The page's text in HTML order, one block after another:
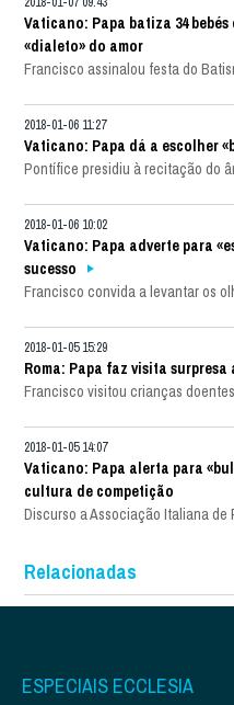
Vaticano: Papa batiza 34
«dialeto» do amor
Francisco assinalou festa do
2018-01-06 11:27
Vaticano: Papa dá a escolher
Pontífice presidiu à recitação do
2018-01-06 10:02
Vaticano: Papa adverte para
sucesso
Francisco convida a levantar os
2018-01-05 15:29
Roma: Papa faz visita
Francisco visitou crianças
2018-01-05 14:07
Vaticano: Papa alerta para
cultura de competição
Discurso a Associação Italiana de
Relacionadas
ESPECIAIS ECCLESIA